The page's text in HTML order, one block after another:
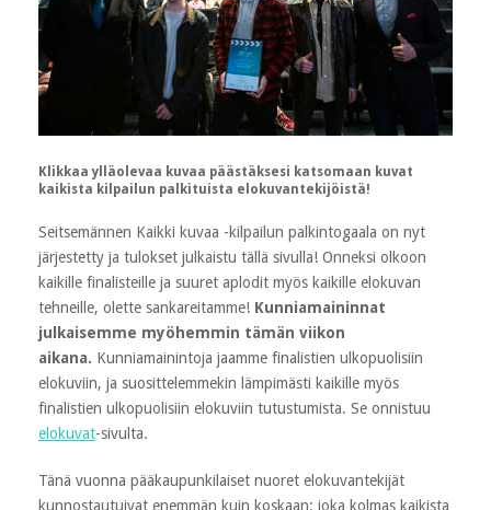
Klikkaa ylläolevaa kuvaa päästäksesi katsomaan kuvat
kaikista kilpailun palkituista elokuvantekijöistä!
Seitsemännen Kaikki kuvaa -kilpailun palkintogaala on nyt
järjestetty ja tulokset julkaistu tällä sivulla! Onneksi olkoon
kaikille finalisteille ja suuret aplodit myös kaikille elokuvan
tehneille, olette sankareitamme! Kunniamaininnat
julkaisemme myöhemmin tämän viikon
aikana. Kunniamainintoja jaamme finalistien ulkopuolisiin
elokuviin, ja suosittelemmekin lämpimästi kaikille myös
finalistien ulkopuolisiin elokuviin tutustumista. Se onnistuu
elokuvat-sivulta.
Tänä vuonna pääkaupunkilaiset nuoret elokuvantekijät
kunnostautuivat enemmän kuin koskaan: joka kolmas kaikista